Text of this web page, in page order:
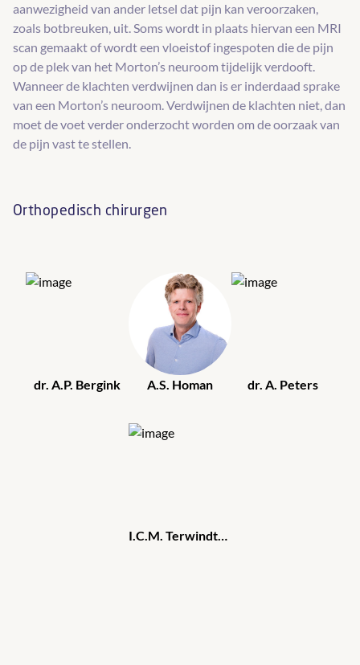
aanwezigheid van ander letsel dat pijn kan veroorzaken,
zoals botbreuken, uit. Soms wordt in plaats hiervan een MRI
scan gemaakt of wordt een vloeistof ingespoten die de pijn
op de plek van het Morton’s neuroom tijdelijk verdooft.
Wanneer de klachten verdwijnen dan is er inderdaad sprake
van een Morton’s neuroom. Verdwijnen de klachten niet, dan
moet de voet verder onderzocht worden om de oorzaak van
de pijn vast te stellen.
Orthopedisch chirurgen
dr. A.P. Bergink A.S. Homan dr. A. Peters
I.C.M. Terwindt-van Eekeren